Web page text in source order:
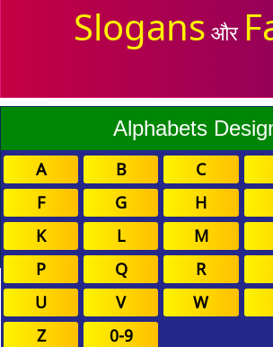
Slogans और
Alphabets
A B C
F
G H
K
L M
P
Q R
U
V W
Z
0-9